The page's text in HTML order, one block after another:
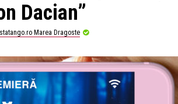
Dacian”
Marea Dragoste